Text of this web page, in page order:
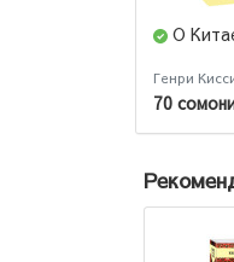
О
Генри
70